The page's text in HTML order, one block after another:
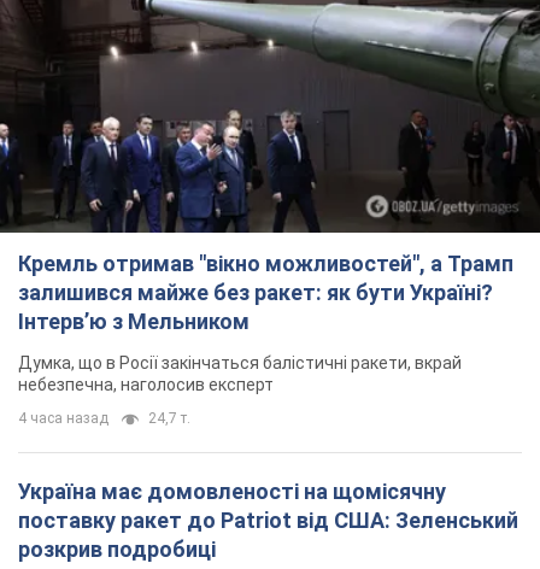
Кремль отримав "вікно можливостей", а Трамп
залишився майже без ракет: як бути Україні?
Інтерв’ю з Мельником
Думка, що в Росії закінчаться балістичні ракети, вкрай
небезпечна, наголосив експерт
4 часа назад 24,7 т.
Україна має домовленості на щомісячну
поставку ракет до Patriot від США: Зеленський
розкрив подробиці